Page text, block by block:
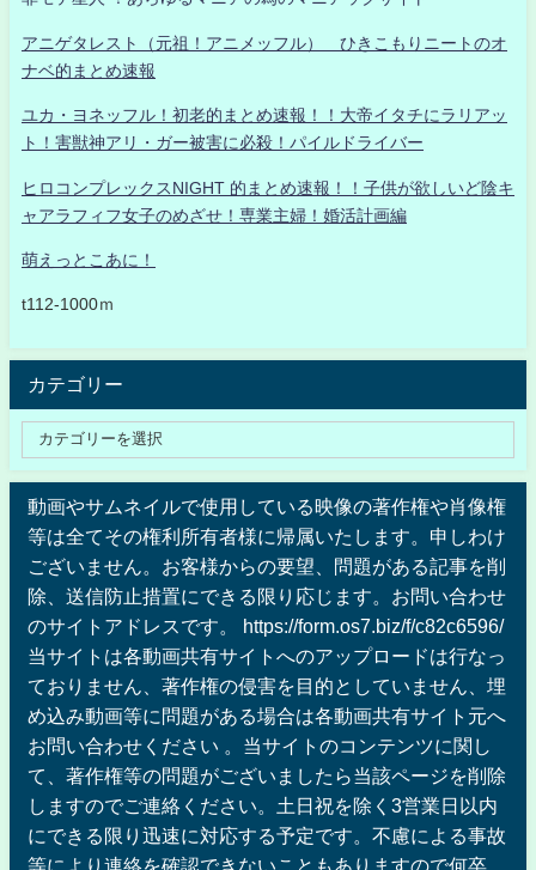
アニゲタレスト（元祖！アニメッフル） ひきこもりニートのオ
ナベ的まとめ速報
ユカ・ヨネッフル！初老的まとめ速報！！大帝イタチにラリアッ
ト！害獣神アリ・ガー被害に必殺！パイルドライバー
ヒロコンプレックスNIGHT 的まとめ速報！！子供が欲しいど陰キ
ャアラフィフ女子のめざせ！専業主婦！婚活計画編
萌えっとこあに！
t112-1000ｍ
カテゴリー
動画やサムネイルで使用している映像の著作権や肖像権
等は全てその権利所有者様に帰属いたします。申しわけ
ございません。お客様からの要望、問題がある記事を削
除、送信防止措置にできる限り応じます。お問い合わせ
のサイトアドレスです。 https://form.os7.biz/f/c82c6596/
当サイトは各動画共有サイトへのアップロードは行なっ
ておりません、著作権の侵害を目的としていません、埋
め込み動画等に問題がある場合は各動画共有サイト元へ
お問い合わせください 。当サイトのコンテンツに関し
て、著作権等の問題がございましたら当該ページを削除
しますのでご連絡ください。土日祝を除く3営業日以内
にできる限り迅速に対応する予定です。不慮による事故
等により連絡を確認できないこともありますので何卒、